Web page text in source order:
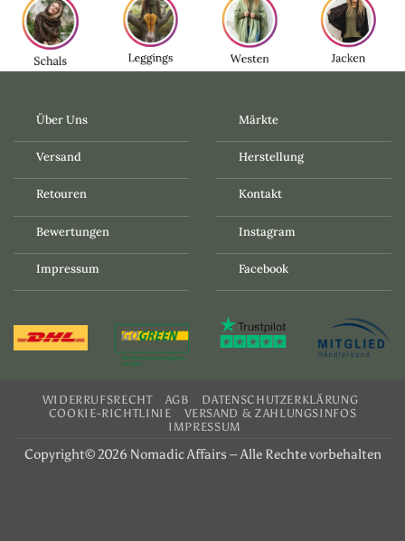
Über Uns
Versand
Retouren
Bewertungen
Impressum
Märkte
Herstellung
Kontakt
Instagram
Facebook
WIDERRUFSRECHT AGB
DATENSCHUTZERKLÄRUNG
COOKIE-RICHTLINIE
VERSAND & ZAHLUNGSINFOS
IMPRESSUM
Copyright© 2026 Nomadic Affairs – Alle Rechte vorbehalten